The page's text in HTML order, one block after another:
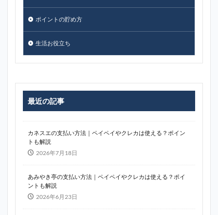
ポイントの貯め方
生活お役立ち
最近の記事
カネスエの支払い方法｜ペイペイやクレカは使える？ポイン
トも解説
2026年7月18日
あみやき亭の支払い方法｜ペイペイやクレカは使える？ポイ
ントも解説
2026年6月23日